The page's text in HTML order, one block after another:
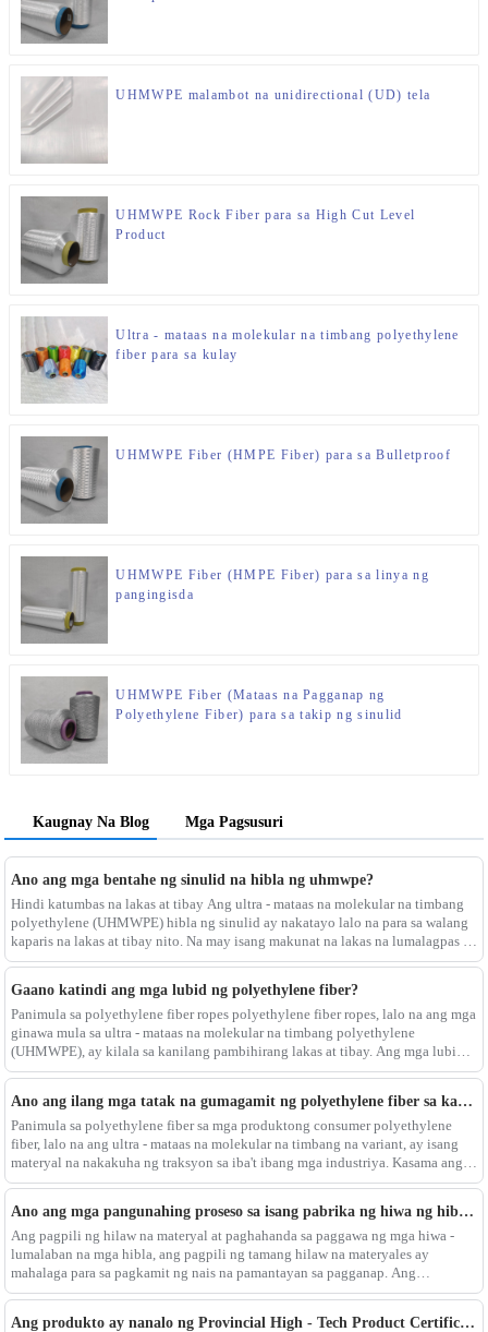
UHMWPE malambot na unidirectional (UD) tela
UHMWPE Rock Fiber para sa High Cut Level
Product
Ultra - mataas na molekular na timbang polyethylene
fiber para sa kulay
UHMWPE Fiber (HMPE Fiber) para sa Bulletproof
UHMWPE Fiber (HMPE Fiber) para sa linya ng
pangingisda
UHMWPE Fiber (Mataas na Pagganap ng
Polyethylene Fiber) para sa takip ng sinulid
Kaugnay Na Blog Mga Pagsusuri
Ano ang mga bentahe ng sinulid na hibla ng uhmwpe?
Hindi katumbas na lakas at tibay Ang ultra - mataas na molekular na timbang
polyethylene (UHMWPE) hibla ng sinulid ay nakatayo lalo na para sa walang
kaparis na lakas at tibay nito. Na may isang makunat na lakas na lumalagpas sa
42 cn/dtex, ang mga hibla ng uhmwpe ay kabilang sa stronge ng mundo
Gaano katindi ang mga lubid ng polyethylene fiber?
Panimula sa polyethylene fiber ropes polyethylene fiber ropes, lalo na ang mga
ginawa mula sa ultra - mataas na molekular na timbang polyethylene
(UHMWPE), ay kilala sa kanilang pambihirang lakas at tibay. Ang mga lubid
na ito ay may lakas - hanggang - ratio ng timbang na
Ano ang ilang mga tatak na gumagamit ng polyethylene fiber sa kanilang mga produkto?
Panimula sa polyethylene fiber sa mga produktong consumer polyethylene
fiber, lalo na ang ultra - mataas na molekular na timbang na variant, ay isang
materyal na nakakuha ng traksyon sa iba't ibang mga industriya. Kasama ang
mga matatag na katangian nito tulad ng pagiging 15 beses na mas malakas
Ano ang mga pangunahing proseso sa isang pabrika ng hiwa ng hibla?
Ang pagpili ng hilaw na materyal at paghahanda sa paggawa ng mga hiwa -
lumalaban na mga hibla, ang pagpili ng tamang hilaw na materyales ay
mahalaga para sa pagkamit ng nais na pamantayan sa pagganap. Ang
pinakamahusay na mga tagagawa ay inuuna ang ultra - mataas na molekular na
Ang produkto ay nanalo ng Provincial High - Tech Product Certification ng Anhui Province noong 2021